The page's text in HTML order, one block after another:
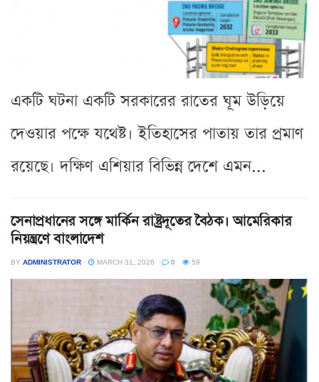
একটি ঘটনা একটি সরকারের রাতের ঘূম উড়িয়ে
দেওয়ার পক্ষে যথেষ্ট। ইতিহাসের পাতায় তার প্রমাণ
রয়েছে। দক্ষিণ এশিয়ার বিভিন্ন দেশে এমন...
সেনাপ্রধানের সঙ্গে মার্কিন রাষ্ট্রদূতের বৈঠক। আমেরিকার
নিয়ন্ত্রণে বাংলাদেশ
BY ADMINISTRATOR MARCH 31, 2026 0 59